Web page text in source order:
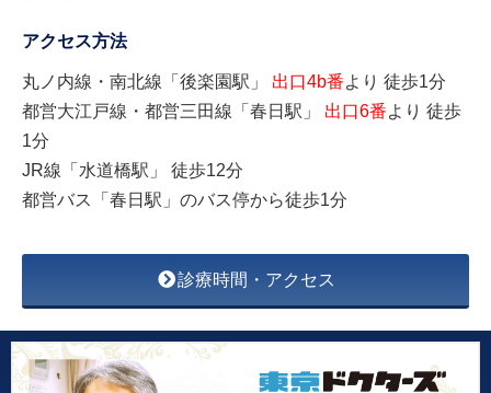
アクセス方法
丸ノ内線・南北線「後楽園駅」 出口4b番より 徒歩1分
都営大江戸線・都営三田線「春日駅」 出口6番より 徒歩
1分
JR線「水道橋駅」 徒歩12分
都営バス「春日駅」のバス停から徒歩1分
診療時間・アクセス